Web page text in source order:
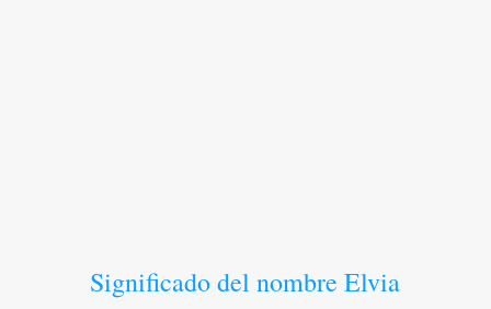
Significado del nombre Elvia